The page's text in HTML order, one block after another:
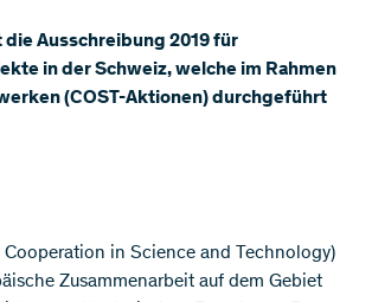
die Ausschreibung 2019 für
in der Schweiz, welche im Rahmen
(COST-Aktionen) durchgeführt
Cooperation in Science and Technology)
Zusammenarbeit auf dem Gebiet